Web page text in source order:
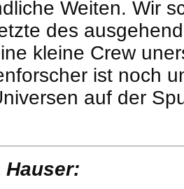
Weiten. Wir
des
kleine Crew
ist noch
auf der